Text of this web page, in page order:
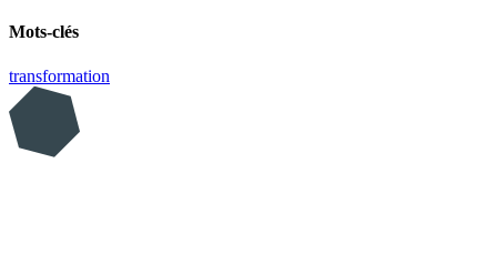
Mots-clés
transformation